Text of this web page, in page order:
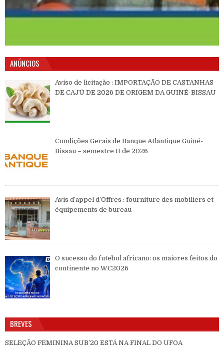
ANÚNCIOS
Aviso de licitação : IMPORTAÇÃO DE CASTANHAS
DE CAJÚ DE 2026 DE ORIGEM DA GUINÉ-BISSAU
Condições Gerais de Banque Atlantique Guiné-
Bissau – semestre II de 2026
Avis d’appel d’Offres : fourniture des mobiliers et
équipements de bureau
O sucesso do futebol africano: os maiores feitos do
continente no WC2026
BREVES
SELEÇÃO FEMININA SUB’20 ESTÁ NA FINAL DO UFOA